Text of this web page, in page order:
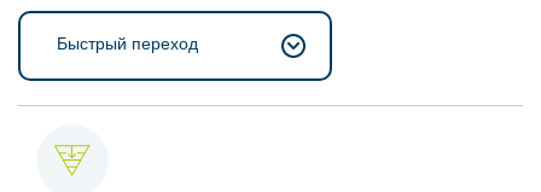
Быстрый переход